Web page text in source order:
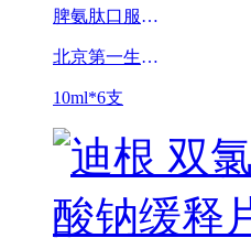
脾氨肽口服溶液
北京第一生物化学药业有限公司
10ml*6支